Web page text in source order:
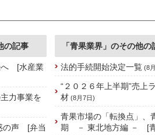
の記事
へ [水産業
力事業を
の声 [弁当
「青果業界」のその他の
法的手続開始決定一覧 (8
“２０２６年上半期”売上
材 (8月7日)
青果市場の「転換点」、
期 － 東北地方編 － [